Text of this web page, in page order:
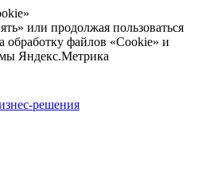
или продолжая пользоваться
обработку файлов «Cookie» и
Яндекс.Метрика
решения